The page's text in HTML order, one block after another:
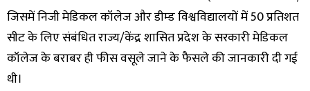
जिसमें निजी मेडिकल कॉलेज और डीम्ड विश्वविद्यालयों में 50 प्रतिशत
सीट के लिए संबंधित राज्य/केंद्र शासित प्रदेश के सरकारी मेडिकल
कॉलेज के बराबर ही फीस वसूले जाने के फैसले की जानकारी दी गई
थी।